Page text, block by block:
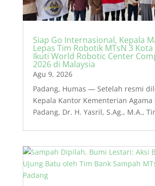
Siap Go Internasional, Kepala
Lepas Tim Robotik MTsN 3
Ikuti World Robotic Center
2026 di Malaysia
Agu 9, 2026
Padang, Humas — Setelah resmi
Kepala Kantor Kementerian Agama
Padang, Dr. H. Yasril, S.Ag., M.A.,